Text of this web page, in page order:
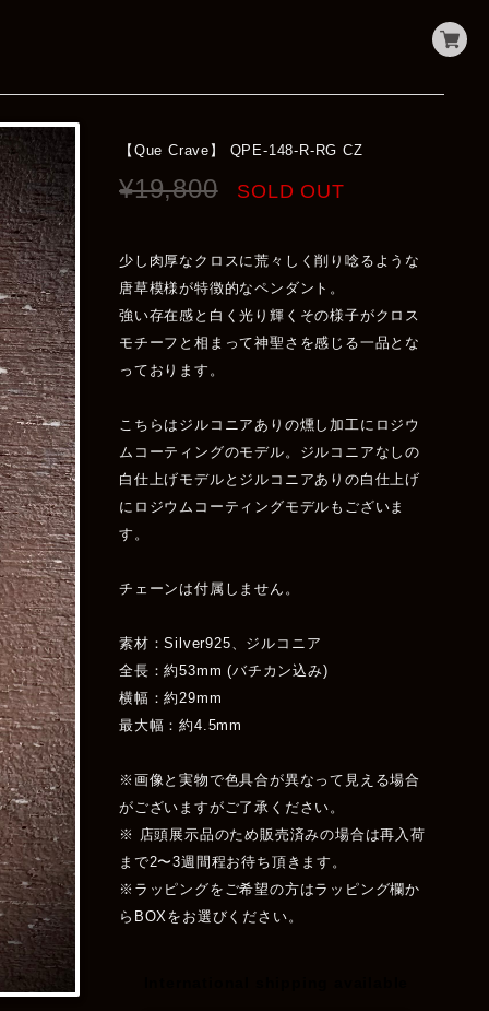
【Que Crave】 QPE-148-R-RG CZ
¥19,800 SOLD OUT
少し肉厚なクロスに荒々しく削り唸るような
唐草模様が特徴的なペンダント。
強い存在感と白く光り輝くその様子がクロス
モチーフと相まって神聖さを感じる一品とな
っております。
こちらはジルコニアありの燻し加工にロジウ
ムコーティングのモデル。ジルコニアなしの
白仕上げモデルとジルコニアありの白仕上げ
にロジウムコーティングモデルもございま
す。
チェーンは付属しません。
素材：Silver925、ジルコニア
全長：約53mm (バチカン込み)
横幅：約29mm
最大幅：約4.5mm
※画像と実物で色具合が異なって見える場合
がございますがご了承ください。
※ 店頭展示品のため販売済みの場合は再入荷
まで2〜3週間程お待ち頂きます。
※ラッピングをご希望の方はラッピング欄か
らBOXをお選びください。